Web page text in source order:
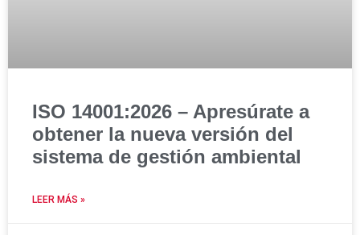
ISO 14001:2026 – Apresúrate a
obtener la nueva versión del
sistema de gestión ambiental
LEER MÁS »